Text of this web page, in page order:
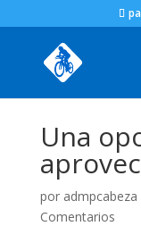
Una
por admpcabeza
Comentarios